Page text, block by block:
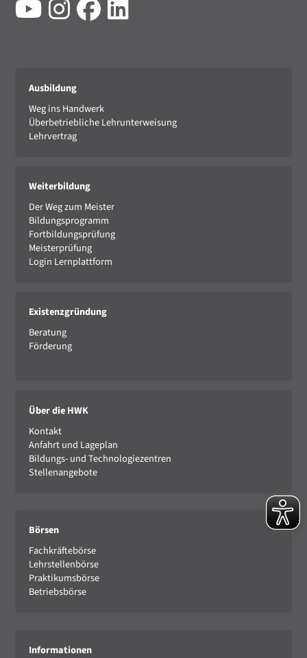
Ausbildung
Weg ins Handwerk
Überbetriebliche Lehrunterweisung
Lehrvertrag
Weiterbildung
Der Weg zum Meister
Bildungsprogramm
Fortbildungsprüfung
Meisterprüfung
Login Lernplattform
Existenzgründung
Beratung
Förderung
Über die HWK
Kontakt
Anfahrt und Lageplan
Bildungs- und Technologiezentren
Stellenangebote
Börsen
Fachkräftebörse
Lehrstellenbörse
Praktikumsbörse
Betriebsbörse
Informationen